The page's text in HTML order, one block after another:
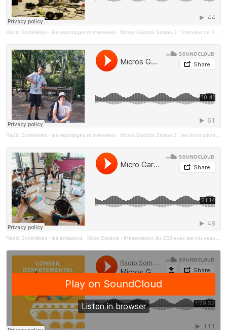
Radio Sommières - les reportages et interviews · Micros Gardois Saison 2 : Interview de Patrick Malavieille Département du Gard
Radio Sommières - les reportages et interviews · Micros Gardois Saison 2 : les bons plans de l'été
Radio Sommières - les émissions · Micro Gardois - Présentation du CDJ avec les nouveaux jeunes élus du Département